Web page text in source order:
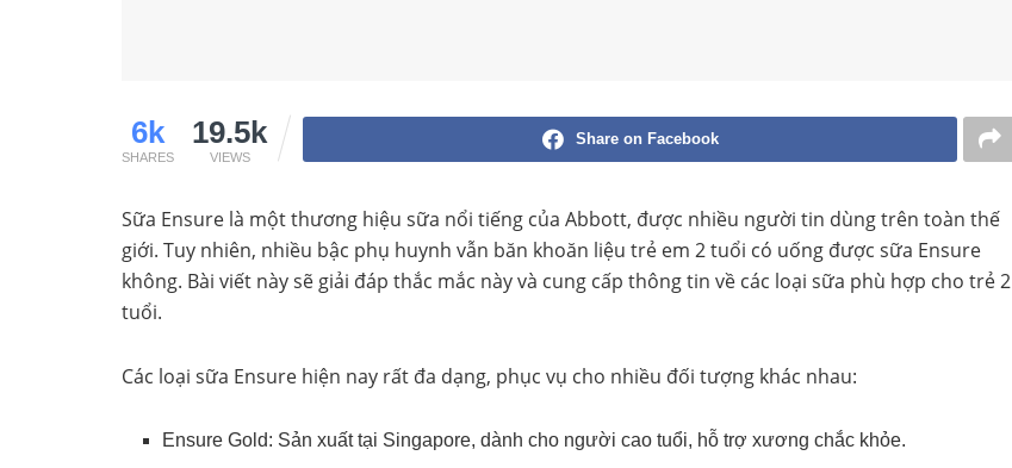
6k
SHARES
19.5k
VIEWS
Share on Facebook
Sữa Ensure là một thương hiệu sữa nổi tiếng của Abbott, được nhiều người tin dùng trên toàn thế
giới. Tuy nhiên, nhiều bậc phụ huynh vẫn băn khoăn liệu trẻ em 2 tuổi có uống được sữa Ensure
không. Bài viết này sẽ giải đáp thắc mắc này và cung cấp thông tin về các loại sữa phù hợp cho trẻ 2
tuổi.
Các loại sữa Ensure hiện nay rất đa dạng, phục vụ cho nhiều đối tượng khác nhau:
Ensure Gold: Sản xuất tại Singapore, dành cho người cao tuổi, hỗ trợ xương chắc khỏe.